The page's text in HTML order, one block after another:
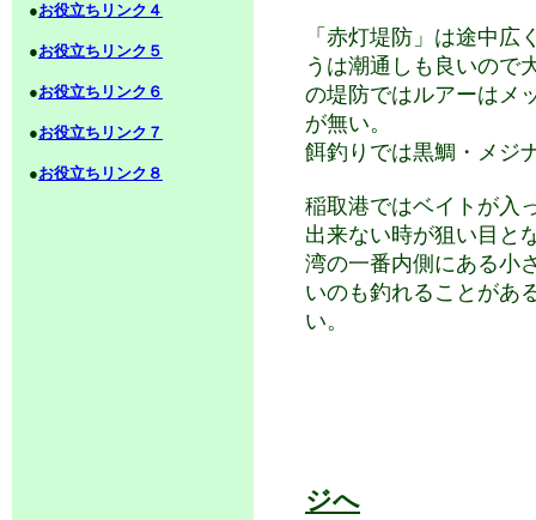
「赤灯堤防」は途中
うは潮通しも良いの
の堤防ではルアーはメ
が無い。
餌釣りでは黒鯛・メジ
稲取港ではベイトが入
出来ない時が狙い目と
湾の一番内側にある小
いのも釣れることがあ
い。
ジへ
●お役立ちリンク４
●お役立ちリンク５
●お役立ちリンク６
●お役立ちリンク７
●お役立ちリンク８